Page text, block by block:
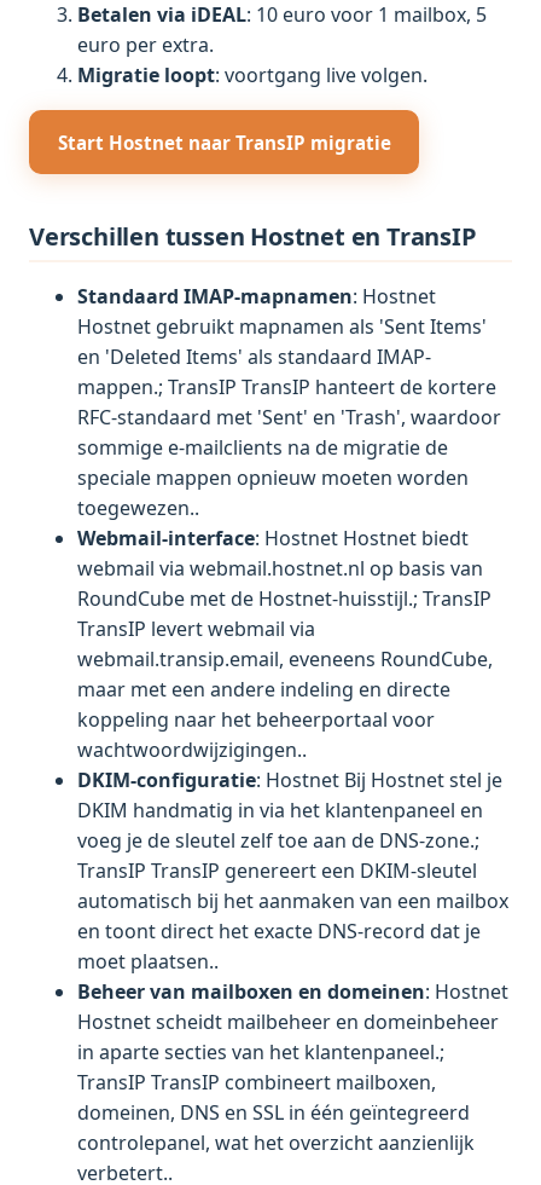
Betalen via iDEAL: 10 euro voor 1 mailbox, 5
euro per extra.
Migratie loopt: voortgang live volgen.
Start Hostnet naar TransIP migratie
Verschillen tussen Hostnet en TransIP
Standaard IMAP-mapnamen: Hostnet
Hostnet gebruikt mapnamen als 'Sent Items'
en 'Deleted Items' als standaard IMAP-
mappen.; TransIP TransIP hanteert de kortere
RFC-standaard met 'Sent' en 'Trash', waardoor
sommige e-mailclients na de migratie de
speciale mappen opnieuw moeten worden
toegewezen..
Webmail-interface: Hostnet Hostnet biedt
webmail via webmail.hostnet.nl op basis van
RoundCube met de Hostnet-huisstijl.; TransIP
TransIP levert webmail via
webmail.transip.email, eveneens RoundCube,
maar met een andere indeling en directe
koppeling naar het beheerportaal voor
wachtwoordwijzigingen..
DKIM-configuratie: Hostnet Bij Hostnet stel je
DKIM handmatig in via het klantenpaneel en
voeg je de sleutel zelf toe aan de DNS-zone.;
TransIP TransIP genereert een DKIM-sleutel
automatisch bij het aanmaken van een mailbox
en toont direct het exacte DNS-record dat je
moet plaatsen..
Beheer van mailboxen en domeinen: Hostnet
Hostnet scheidt mailbeheer en domeinbeheer
in aparte secties van het klantenpaneel.;
TransIP TransIP combineert mailboxen,
domeinen, DNS en SSL in één geïntegreerd
controlepanel, wat het overzicht aanzienlijk
verbetert..